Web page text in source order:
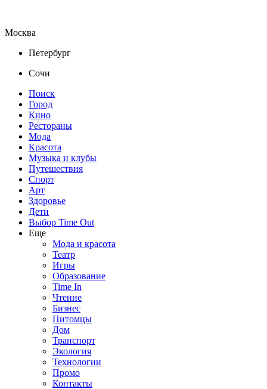
Москва
Петербург
Сочи
Поиск
Город
Кино
Рестораны
Мода
Красота
Музыка и клубы
Путешествия
Спорт
Арт
Здоровье
Дети
Выбор Time Out
Еще
Мода и красота
Театр
Игры
Образование
Time In
Чтение
Бизнес
Питомцы
Дом
Транспорт
Экология
Технологии
Промо
Контакты